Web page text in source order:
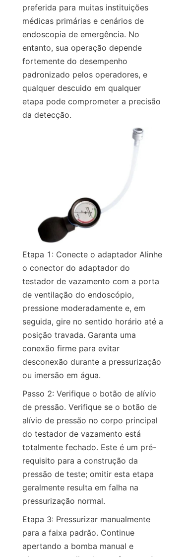
preferida para muitas instituições
médicas primárias e cenários de
endoscopia de emergência. No
entanto, sua operação depende
fortemente do desempenho
padronizado pelos operadores, e
qualquer descuido em qualquer
etapa pode comprometer a precisão
da detecção.
Etapa 1: Conecte o adaptador Alinhe
o conector do adaptador do
testador de vazamento com a porta
de ventilação do endoscópio,
pressione moderadamente e, em
seguida, gire no sentido horário até a
posição travada. Garanta uma
conexão firme para evitar
desconexão durante a pressurização
ou imersão em água.
Passo 2: Verifique o botão de alívio
de pressão. Verifique se o botão de
alívio de pressão no corpo principal
do testador de vazamento está
totalmente fechado. Este é um pré-
requisito para a construção da
pressão de teste; omitir esta etapa
geralmente resulta em falha na
pressurização normal.
Etapa 3: Pressurizar manualmente
para a faixa padrão. Continue
apertando a bomba manual e